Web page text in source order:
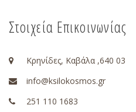
Στοιχεία Επικοινωνίας
Κρηνίδες, Καβάλα ,640 03
info@ksilokosmos.gr
251 110 1683